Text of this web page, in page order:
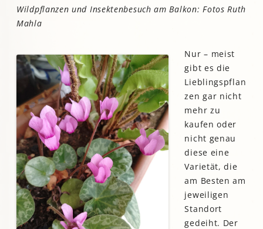
Wildpflanzen und Insektenbesuch am Balkon: Fotos Ruth
Mahla
Nur – meist
gibt es die
Lieblingspflan
zen gar nicht
mehr zu
kaufen oder
nicht genau
diese eine
Varietät, die
am Besten am
jeweiligen
Standort
gedeiht. Der